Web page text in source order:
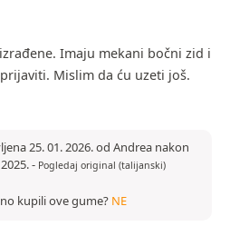
Imaju mekani bočni zid i
Mislim da ću uzeti još.
25. 01. 2026. od Andrea nakon
- Pogledaj original (talijanski)
kupili ove gume? NE